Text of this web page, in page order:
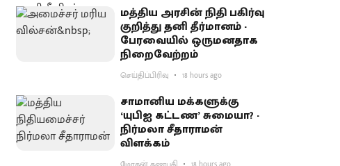
மத்திய அரசின் நிதி பகிர்வு
குறித்து தனி தீர்மானம் -
பேரவையில் ஒருமனதாக
நிறைவேற்றம்
செய்திப்பிரிவு 18 hours ago
சாமானிய மக்களுக்கு
‘யுபிஐ கட்டண’ சுமையா? -
நிர்மலா சீதாராமன்
விளக்கம்